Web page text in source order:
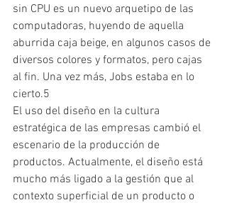
sin CPU es un nuevo arquetipo de las
computadoras, huyendo de aquella
aburrida caja beige, en algunos casos de
diversos colores y formatos, pero cajas
al fin. Una vez más, Jobs estaba en lo
cierto.5
El uso del diseño en la cultura
estratégica de las empresas cambió el
escenario de la producción de
productos. Actualmente, el diseño está
mucho más ligado a la gestión que al
contexto superficial de un producto o